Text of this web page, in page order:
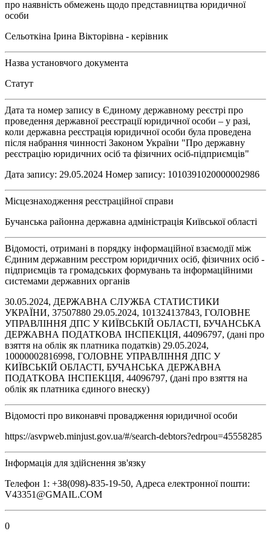
про наявність обмежень щодо представництва юридичної
особи
Сельоткіна Ірина Вікторівна - керівник
Назва установчого документа
Статут
Дата та номер запису в Єдиному державному реєстрі про
проведення державної реєстрації юридичної особи – у разі,
коли державна реєстрація юридичної особи була проведена
після набрання чинності Законом України "Про державну
реєстрацію юридичних осіб та фізичних осіб-підприємців"
Дата запису: 29.05.2024 Номер запису: 1010391020000002986
Місцезнаходження реєстраційної справи
Бучанська районна державна адміністрація Київської області
Відомості, отримані в порядку інформаційної взаємодії між
Єдиним державним реєстром юридичних осіб, фізичних осіб -
підприємців та громадських формувань та інформаційними
системами державних органів
30.05.2024, ДЕРЖАВНА СЛУЖБА СТАТИСТИКИ
УКРАЇНИ, 37507880 29.05.2024, 101324137843, ГОЛОВНЕ
УПРАВЛІННЯ ДПС У КИЇВСЬКІЙ ОБЛАСТІ, БУЧАНСЬКА
ДЕРЖАВНА ПОДАТКОВА ІНСПЕКЦІЯ, 44096797, (дані про
взяття на облік як платника податків) 29.05.2024,
10000002816998, ГОЛОВНЕ УПРАВЛІННЯ ДПС У
КИЇВСЬКІЙ ОБЛАСТІ, БУЧАНСЬКА ДЕРЖАВНА
ПОДАТКОВА ІНСПЕКЦІЯ, 44096797, (дані про взяття на
облік як платника єдиного внеску)
Відомості про виконавчі провадження юридичної особи
https://asvpweb.minjust.gov.ua/#/search-debtors?edrpou=45558285
Інформація для здійснення зв'язку
Телефон 1: +38(098)-835-19-50, Адреса електронної пошти:
V43351@GMAIL.COM
0